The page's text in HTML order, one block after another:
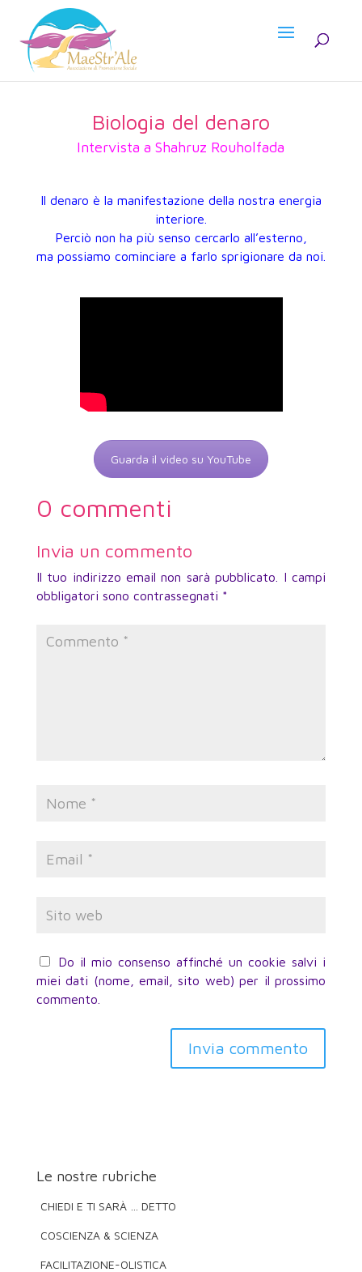
Biologia del denaro
Intervista a Shahruz Rouholfada
Il denaro è la manifestazione della nostra energia
interiore.
Perciò non ha più senso cercarlo all’esterno,
ma possiamo cominciare a farlo sprigionare da noi.
Guarda il video su YouTube
0 commenti
Invia un commento
Il tuo indirizzo email non sarà pubblicato.
I campi
obbligatori sono contrassegnati *
Do il mio consenso affinché un cookie salvi i
miei dati (nome, email, sito web) per il prossimo
commento.
Invia commento
Le nostre rubriche
CHIEDI E TI SARÀ … DETTO
COSCIENZA & SCIENZA
FACILITAZIONE-OLISTICA